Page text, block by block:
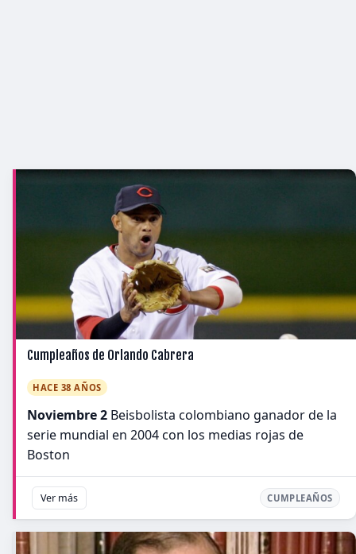
Cumpleaños de Orlando Cabrera
HACE 38 AÑOS
Noviembre 2 Beisbolista colombiano ganador de la
serie mundial en 2004 con los medias rojas de
Boston
Ver más CUMPLEAÑOS